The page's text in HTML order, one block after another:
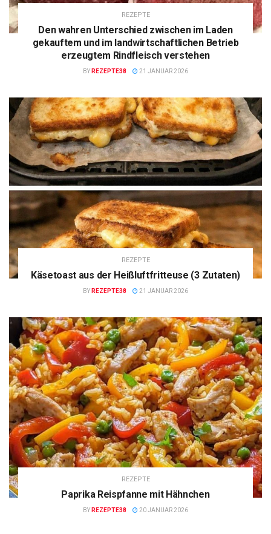
REZEPTE
Den wahren Unterschied zwischen im Laden
gekauftem und im landwirtschaftlichen Betrieb
erzeugtem Rindfleisch verstehen
BY REZEPTE38 21 JANUAR 2026
REZEPTE
Käsetoast aus der Heißluftfritteuse (3 Zutaten)
BY REZEPTE38 21 JANUAR 2026
REZEPTE
Paprika Reispfanne mit Hähnchen
BY REZEPTE38 20 JANUAR 2026